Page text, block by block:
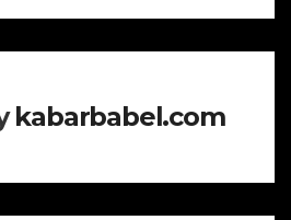
kabarbabel.com